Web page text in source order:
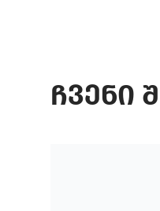
ჩვენი